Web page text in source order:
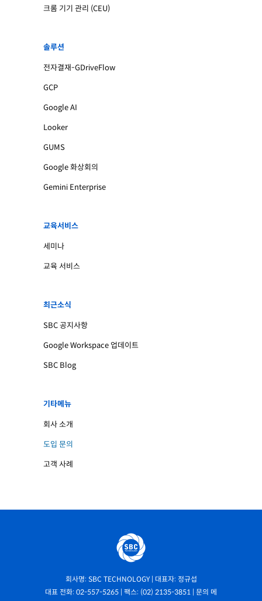
크롬 기기 관리 (CEU)
솔루션
전자결재-GDriveFlow
GCP
Google AI
Looker
GUMS
Google 화상회의
Gemini Enterprise
교육서비스
세미나
교육 서비스
최근소식
SBC 공지사항
Google Workspace 업데이트
SBC Blog
기타메뉴
회사 소개
도입 문의
고객 사례
회사명: SBC TECHNOLOGY | 대표자: 정규섭
대표 전화: 02-557-5265 | 팩스: (02) 2135-3851 | 문의 메